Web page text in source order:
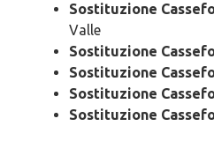
Sostituzione
Valle
Sostituzione
Sostituzione
Sostituzione
Sostituzione